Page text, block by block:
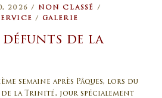
2026 / NON CLASSÉ
/
/ GALERIE
défunts de la
semaine après Pâques, lors du
de la Trinité, jour spécialement